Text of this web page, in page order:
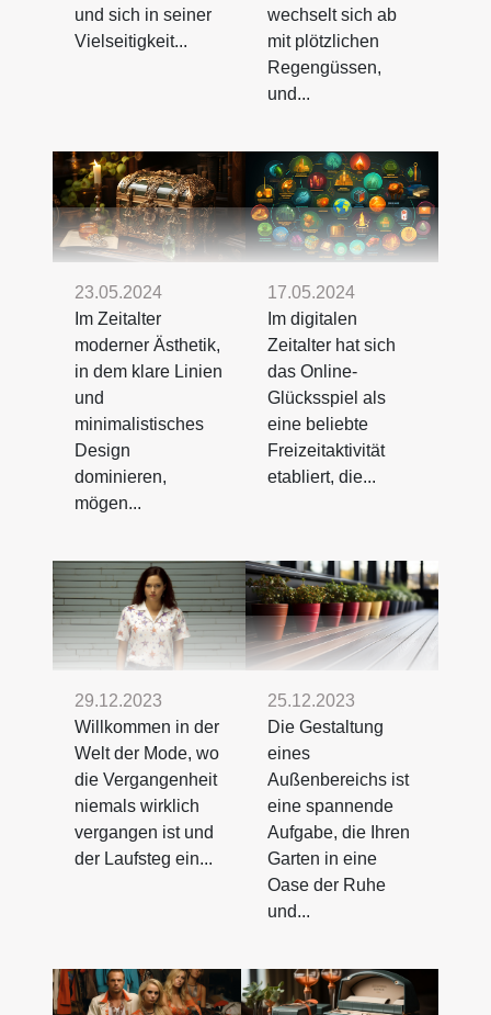
und sich in seiner
Vielseitigkeit...
wechselt sich ab
mit plötzlichen
Regengüssen,
und...
23.05.2024
Im Zeitalter
moderner Ästhetik,
in dem klare Linien
und
minimalistisches
Design
dominieren,
mögen...
17.05.2024
Im digitalen
Zeitalter hat sich
das Online-
Glücksspiel als
eine beliebte
Freizeitaktivität
etabliert, die...
29.12.2023
Willkommen in der
Welt der Mode, wo
die Vergangenheit
niemals wirklich
vergangen ist und
der Laufsteg ein...
25.12.2023
Die Gestaltung
eines
Außenbereichs ist
eine spannende
Aufgabe, die Ihren
Garten in eine
Oase der Ruhe
und...